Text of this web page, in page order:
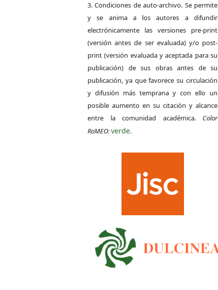
3. Condiciones de auto-archivo. Se permite
y se anima a los autores a difundir
electrónicamente las versiones pre-print
(versión antes de ser evaluada) y/o post-
print (versión evaluada y aceptada para su
publicación) de sus obras antes de su
publicación, ya que favorece su circulación
y difusión más temprana y con ello un
posible aumento en su citación y alcance
entre la comunidad académica. Color
RoMEO:verde.